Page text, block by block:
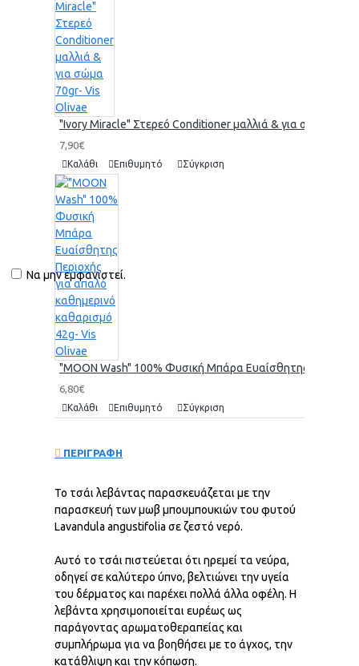
Να μην εμφανιστεί.
"Ivory Miracle" Στερεό Conditioner μαλλιά & για σώμα
7,90€
Καλάθι Επιθυμητό Σύγκριση
"MOON Wash" 100% Φυσική Μπάρα Ευαίσθητης
6,80€
Καλάθι Επιθυμητό Σύγκριση
ΠΕΡΙΓΡΑΦΗ
Το τσάι λεβάντας παρασκευάζεται με την
παρασκευή των μωβ μπουμπουκιών του φυτού
Lavandula angustifolia σε ζεστό νερό.
Αυτό το τσάι πιστεύεται ότι ηρεμεί τα νεύρα,
οδηγεί σε καλύτερο ύπνο, βελτιώνει την υγεία
του δέρματος και παρέχει πολλά άλλα οφέλη. Η
λεβάντα χρησιμοποιείται ευρέως ως
παράγοντας αρωματοθεραπείας και
συμπλήρωμα για να βοηθήσει με το άγχος, την
κατάθλιψη και την κόπωση.